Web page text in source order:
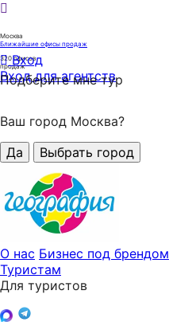
Москва
Ближайшие офисы продаж
320офисов
продаж
Вход
Вход для агентств
Подберите мне тур
Ваш город Москва?
Да
Выбрать город
О нас Бизнес под брендом
Туристам
Для туристов